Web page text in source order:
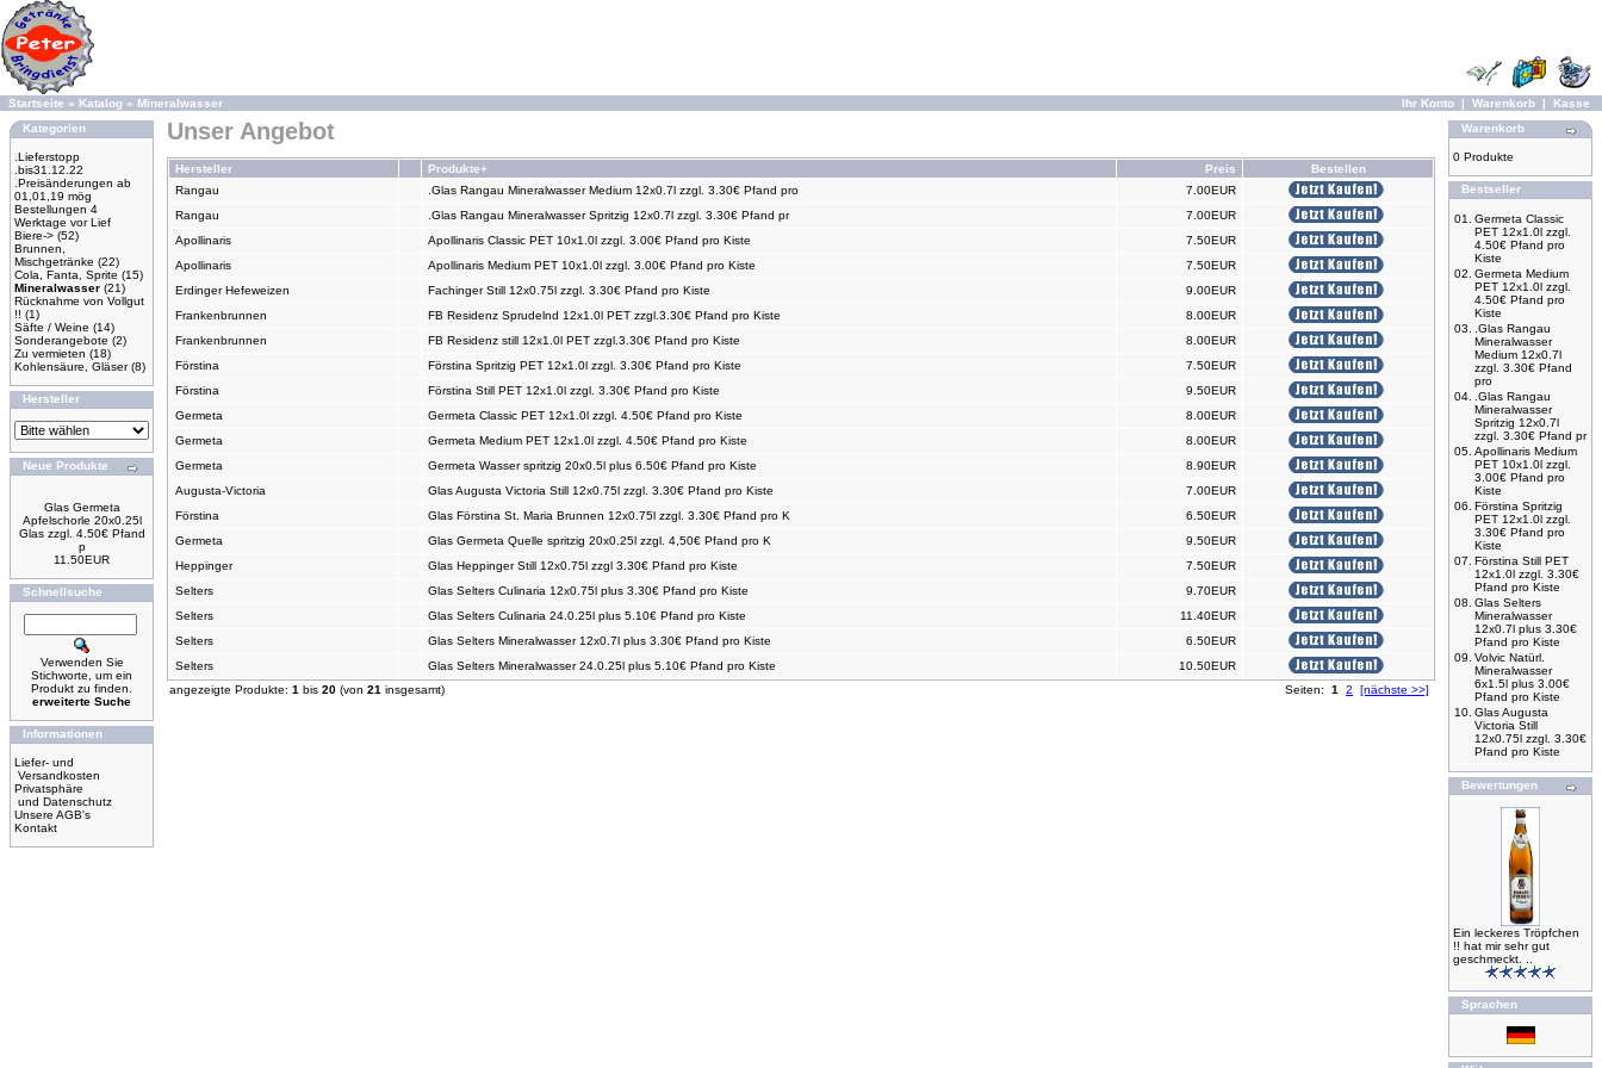
Startseite » Katalog » Mineralwasser Ihr Konto | Warenkorb | Kasse
Kategorien
.Lieferstopp
.bis31.12.22
.Preisänderungen ab
01,01,19 mög
Bestellungen 4
Werktage vor Lief
Biere-> (52)
Brunnen,
Mischgetränke (22)
Cola, Fanta, Sprite (15)
Mineralwasser (21)
Rücknahme von Vollgut
!! (1)
Säfte / Weine (14)
Sonderangebote (2)
Zu vermieten (18)
Kohlensäure, Gläser(8)
Hersteller
Neue Produkte
Glas Germeta
Apfelschorle 20x0.25l
Glas zzgl. 4.50€ Pfand
p
11.50EUR
Schnellsuche
Verwenden Sie
Stichworte, um ein
Produkt zu finden.
erweiterte Suche
Informationen
Liefer- und
Versandkosten
Privatsphäre
und Datenschutz
Unsere AGB's
Kontakt
Unser Angebot
Hersteller Produkte+ Preis
Bestellen
Rangau
.Glas Rangau Mineralwasser Medium 12x0.7l zzgl. 3.30€ Pfand pro
7.00EUR
Rangau
.Glas Rangau Mineralwasser Spritzig 12x0.7l zzgl. 3.30€ Pfand pr
7.00EUR
Apollinaris
Apollinaris Classic PET 10x1.0l zzgl. 3.00€ Pfand pro Kiste
7.50EUR
Apollinaris
Apollinaris Medium PET 10x1.0l zzgl. 3.00€ Pfand pro Kiste
7.50EUR
Erdinger Hefeweizen
Fachinger Still 12x0.75l zzgl. 3.30€ Pfand pro Kiste
9.00EUR
Frankenbrunnen
FB Residenz Sprudelnd 12x1.0l PET zzgl.3.30€ Pfand pro Kiste
8.00EUR
Frankenbrunnen
FB Residenz still 12x1.0l PET zzgl.3.30€ Pfand pro Kiste
8.00EUR
Förstina
Förstina Spritzig PET 12x1.0l zzgl. 3.30€ Pfand pro Kiste
7.50EUR
Förstina
Förstina Still PET 12x1.0l zzgl. 3.30€ Pfand pro Kiste
9.50EUR
Germeta
Germeta Classic PET 12x1.0l zzgl. 4.50€ Pfand pro Kiste
8.00EUR
Germeta
Germeta Medium PET 12x1.0l zzgl. 4.50€ Pfand pro Kiste
8.00EUR
Germeta
Germeta Wasser spritzig 20x0.5l plus 6.50€ Pfand pro Kiste
8.90EUR
Augusta-Victoria
Glas Augusta Victoria Still 12x0.75l zzgl. 3.30€ Pfand pro Kiste
7.00EUR
Förstina
Glas Förstina St. Maria Brunnen 12x0.75l zzgl. 3.30€ Pfand pro K
6.50EUR
Germeta
Glas Germeta Quelle spritzig 20x0.25l zzgl. 4,50€ Pfand pro K
9.50EUR
Heppinger
Glas Heppinger Still 12x0.75l zzgl 3.30€ Pfand pro Kiste
7.50EUR
Selters
Glas Selters Culinaria 12x0.75l plus 3.30€ Pfand pro Kiste
9.70EUR
Selters
Glas Selters Culinaria 24.0.25l plus 5.10€ Pfand pro Kiste
11.40EUR
Selters
Glas Selters Mineralwasser 12x0.7l plus 3.30€ Pfand pro Kiste
6.50EUR
Selters
Glas Selters Mineralwasser 24.0.25l plus 5.10€ Pfand pro Kiste
10.50EUR
angezeigte Produkte: 1 bis 20 (von 21 insgesamt) Seiten: 1 2 [nächste >>]
Warenkorb
0 Produkte
Bestseller
01.
Germeta Classic
PET 12x1.0l zzgl.
4.50€ Pfand pro
Kiste
02. Germeta Medium
PET 12x1.0l zzgl.
4.50€ Pfand pro
Kiste
03.
.Glas Rangau
Mineralwasser
Medium 12x0.7l
zzgl. 3.30€ Pfand
pro
04.
.Glas Rangau
Mineralwasser
Spritzig 12x0.7l
zzgl. 3.30€ Pfand pr
05. Apollinaris Medium
PET 10x1.0l zzgl.
3.00€ Pfand pro
Kiste
06. Förstina Spritzig
PET 12x1.0l zzgl.
3.30€ Pfand pro
Kiste
07. Förstina Still PET
12x1.0l zzgl. 3.30€
Pfand pro Kiste
08. Glas Selters
Mineralwasser
12x0.7l plus 3.30€
Pfand pro Kiste
09. Volvic Natürl.
Mineralwasser
6x1.5l plus 3.00€
Pfand pro Kiste
10. Glas Augusta
Victoria Still
12x0.75l zzgl. 3.30€
Pfand pro Kiste
Bewertungen
Ein leckeres Tröpfchen
!! hat mir sehr gut
geschmeckt. ..
Sprachen